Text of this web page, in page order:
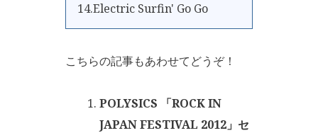
14.Electric Surfin' Go Go
こちらの記事もあわせてどうぞ！
POLYSICS 「ROCK IN
JAPAN FESTIVAL 2012」セ